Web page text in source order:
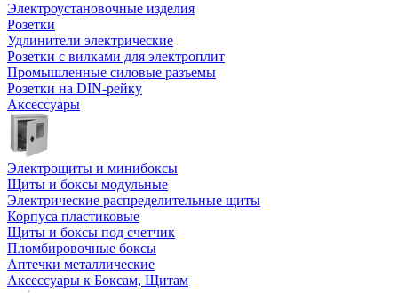
Электроустановочные изделия
Розетки
Удлинители электрические
Розетки с вилками для электроплит
Промышленные силовые разъемы
Розетки на DIN-рейку
Аксессуары
Электрощиты и минибоксы
Щиты и боксы модульные
Электрические распределительные щиты
Корпуса пластиковые
Щиты и боксы под счетчик
Пломбировочные боксы
Аптечки металлические
Аксессуары к Боксам, Щитам